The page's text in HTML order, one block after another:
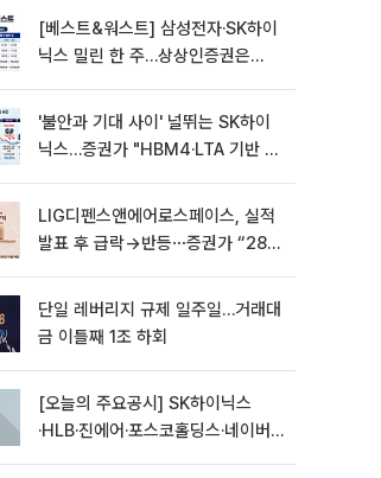
[베스트&워스트] 삼성전자·SK하이
닉스 밀린 한 주…상상인증권은
'불안과 기대 사이' 널뛰는 SK하이
닉스…증권가 "HBM4·LTA 기반 펀
LIG디펜스앤에어로스페이스, 실적
발표 후 급락→반등⋯증권가 “28년
단일 레버리지 규제 일주일…거래대
금 이틀째 1조 하회
[오늘의 주요공시] SK하이닉스
·HLB·진에어·포스코홀딩스·네이버·